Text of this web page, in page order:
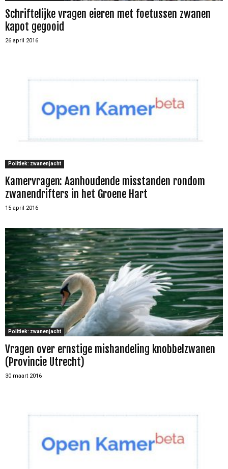
Schrif­te­lijke vragen eieren met foetussen zwanen
kapot gegooid
26 april 2016
Politiek: zwanenjacht
Kamervragen: Aanhoudende misstanden rondom
zwanendrifters in het Groene Hart
15 april 2016
Politiek: zwanenjacht
Vragen over ernstige mishandeling knobbelzwanen
(Provincie Utrecht)
30 maart 2016